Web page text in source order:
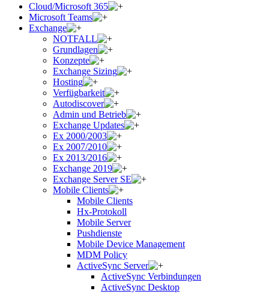
Cloud/Microsoft 365
Microsoft Teams
Exchange
NOTFALL
Grundlagen
Konzepte
Exchange Sizing
Hosting
Verfügbarkeit
Autodiscover
Admin und Betrieb
Exchange Updates
Ex 2000/2003
Ex 2007/2010
Ex 2013/2016
Exchange 2019
Exchange Server SE
Mobile Clients
Mobile Clients
Hx-Protokoll
Mobile Server
Pushdienste
Mobile Device Management
MDM Policy
ActiveSync Server
ActiveSync Verbindungen
ActiveSync Desktop